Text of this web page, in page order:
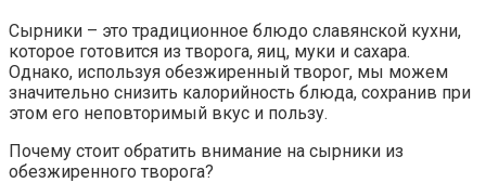
Сырники – это традиционное блюдо славянской кухни,
которое готовится из творога, яиц, муки и сахара.
Однако, используя обезжиренный творог, мы можем
значительно снизить калорийность блюда, сохранив при
этом его неповторимый вкус и пользу.
Почему стоит обратить внимание на сырники из
обезжиренного творога?